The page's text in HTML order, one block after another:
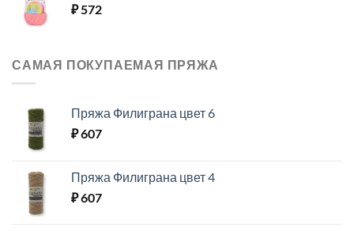
₽572
САМАЯ ПОКУПАЕМАЯ ПРЯЖА
Пряжа Филиграна цвет 6
₽607
Пряжа Филиграна цвет 4
₽607